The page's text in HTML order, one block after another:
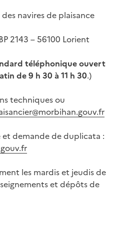
navires de plaisance
2143 – 56100 Lorient
téléphoniqueouvert
de 9 h 30 à 11 h 30.)
techniques ou
et demande de duplicata :
les mardis et jeudis de
et dépôts de